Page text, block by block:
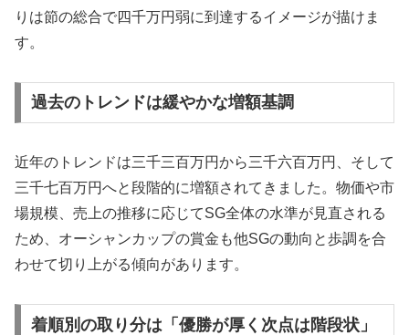
りは節の総合で四千万円弱に到達するイメージが描けま
す。
過去のトレンドは緩やかな増額基調
近年のトレンドは三千三百万円から三千六百万円、そして
三千七百万円へと段階的に増額されてきました。物価や市
場規模、売上の推移に応じてSG全体の水準が見直される
ため、オーシャンカップの賞金も他SGの動向と歩調を合
わせて切り上がる傾向があります。
着順別の取り分は「優勝が厚く次点は階段状」